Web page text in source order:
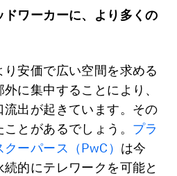
ワーカーに、より多くの
安価で広い空間を求める
に集中することにより、
出が起きています。その
とがあるでしょう。 プラ
ーパース（PwC） は今
的にテレワークを可能と